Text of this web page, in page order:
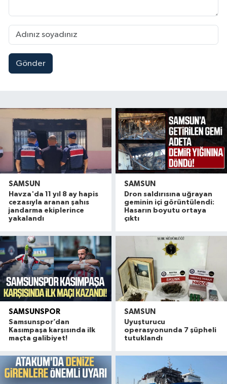
Gönder
SAMSUN
Havza'da 11 yıl 8 ay hapis
cezasıyla aranan şahıs
jandarma ekiplerince
yakalandı
SAMSUN
Dron saldırısına uğrayan
geminin içi görüntülendi:
Hasarın boyutu ortaya
çıktı
SAMSUNSPOR
Samsunspor’dan
Kasımpaşa karşısında ilk
maçta galibiyet!
SAMSUN
Uyuşturucu
operasyonunda 7 şüpheli
tutuklandı